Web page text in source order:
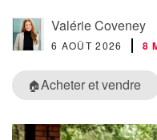
Valérie Coveney
6 AOÛT 2026 8
🏠Acheter et vendre